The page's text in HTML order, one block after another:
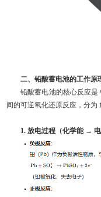
二、铅酸蓄电池的工作原
铅酸蓄电池的核心反应是
间的可逆氧化还原反应，分为
1. 放电过程（化学能 → 电